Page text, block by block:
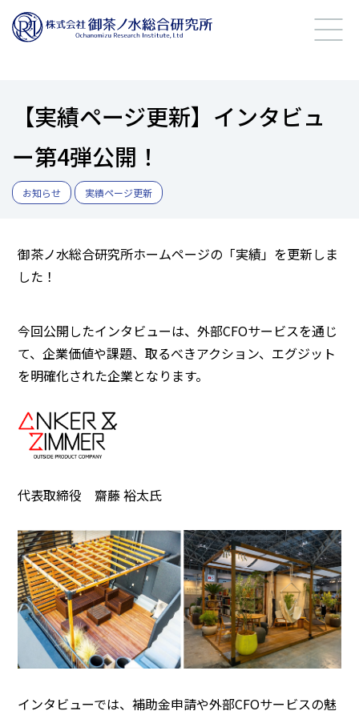
【実績ページ更新】インタビュ
ー第4弾公開！
お知らせ 実績ページ更新
御茶ノ水総合研究所ホームページの「実績」を更新しま
した！
今回公開したインタビューは、外部CFOサービスを通じ
て、企業価値や課題、取るべきアクション、エグジット
を明確化された企業となります。
代表取締役 齋藤 裕太氏
インタビューでは、補助金申請や外部CFOサービスの魅